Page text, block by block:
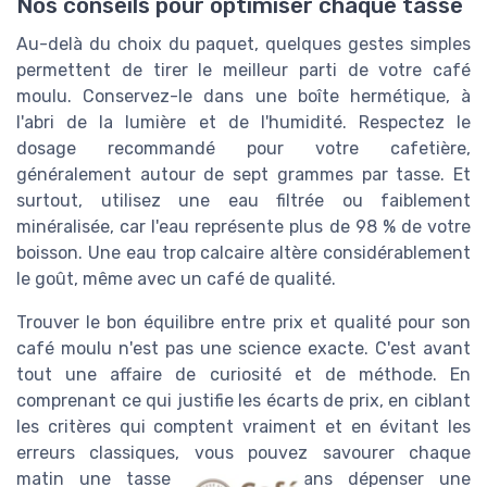
Nos conseils pour optimiser chaque tasse
Au-delà du choix du paquet, quelques gestes simples
permettent de tirer le meilleur parti de votre café
moulu. Conservez-le dans une boîte hermétique, à
l'abri de la lumière et de l'humidité. Respectez le
dosage recommandé pour votre cafetière,
généralement autour de sept grammes par tasse. Et
surtout, utilisez une eau filtrée ou faiblement
minéralisée, car l'eau représente plus de 98 % de votre
boisson. Une eau trop calcaire altère considérablement
le goût, même avec un café de qualité.
Trouver le bon équilibre entre prix et qualité pour son
café moulu n'est pas une science exacte. C'est avant
tout une affaire de curiosité et de méthode. En
comprenant ce qui justifie les écarts de prix, en ciblant
les critères qui comptent vraiment et en évitant les
erreurs classiques, vous pouvez savourer chaque
matin une tasse savoureuse sans dépenser une